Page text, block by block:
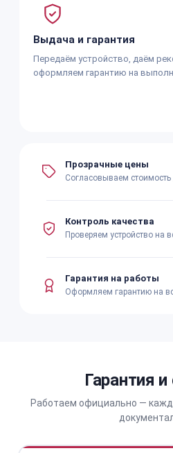
Выдача и гарантия
Передаём устройство, даём
оформляем гарантию на
Прозрачные цены
Согласовываем
Контроль качества
Проверяем устройство на
Гарантия на работы
Оформляем гарантию на
Гарантия и
Работаем официально —